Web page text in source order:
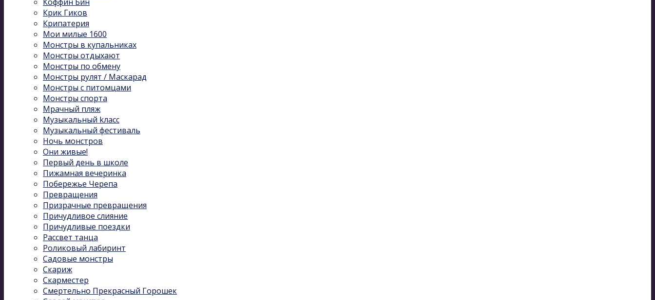
Крик Гиков
Крипатерия
Мои милые 1600
Монстры в купальниках
Монстры отдыхают
Монстры по обмену
Монстры рулят / Маскарад
Монстры с питомцами
Монстры спорта
Мрачный пляж
Музыкальный kласс
Музыкальный фестиваль
Ночь монстров
Они живые!
Первый день в школе
Пижамная вечеринка
Побережье Черепа
Превращения
Призрачные превращения
Причудливое слияние
Причудливые поездки
Рассвет танца
Роликовый лабиринт
Садовые монстры
Скариж
Скарместер
Смертельно Прекрасный Горошек